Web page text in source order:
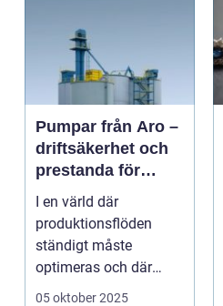
Pumpar från Aro –
driftsäkerhet och
prestanda för
industrin
I en värld där
produktionsflöden
ständigt måste
optimeras och där
var...
05 oktober 2025